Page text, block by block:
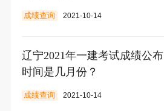
成绩查询 2021-10-14
辽宁2021年一建考试成绩公布
时间是几月份？
成绩查询 2021-10-14